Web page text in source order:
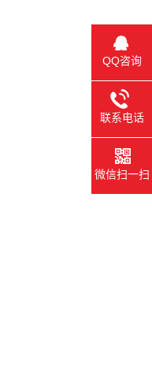
QQ咨询
联系电话
微信扫一扫